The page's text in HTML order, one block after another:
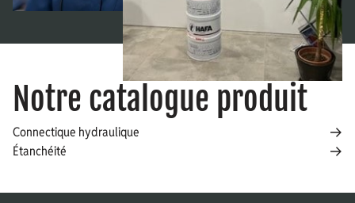
Notre catalogue produit
Connectique hydraulique
Étanchéité